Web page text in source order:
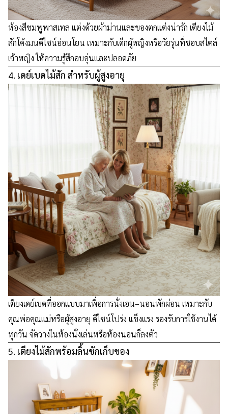
ห้องสีชมพูพาสเทล แต่งด้วยผ้าม่านและของตกแต่งน่ารัก เตียงไม้
สักโค้งมนดีไซน์อ่อนโยน เหมาะกับเด็กผู้หญิงหรือวัยรุ่นที่ชอบสไตล์
เจ้าหญิง ให้ความรู้สึกอบอุ่นและปลอดภัย
4. เดย์เบดไม้สัก สำหรับผู้สูงอายุ
เตียงเดย์เบดที่ออกแบบมาเพื่อการนั่งเอน–นอนพักผ่อน เหมาะกับ
คุณพ่อคุณแม่หรือผู้สูงอายุ ดีไซน์โปร่ง แข็งแรง รองรับการใช้งานได้
ทุกวัน จัดวางในห้องนั่งเล่นหรือห้องนอนก็ลงตัว
5. เตียงไม้สักพร้อมลิ้นชักเก็บของ